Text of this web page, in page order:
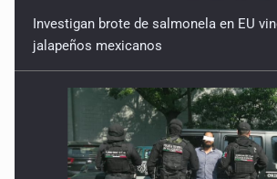
Investigan brote de salmonela en EU
jalapeños mexicanos